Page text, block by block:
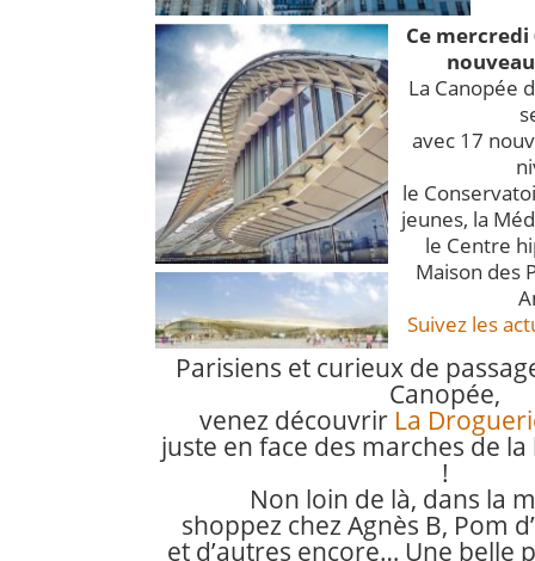
Ce
La Canopée
avec 17
le
jeunes, la
le Centre
Maison des
Suivez les
Parisiens et curieux de
Canopée,
venez découvrir La
juste en face des marches de la
!
Non loin de là, dans la
shoppez chez Agnès B, Pom
et d’autres encore… Une belle